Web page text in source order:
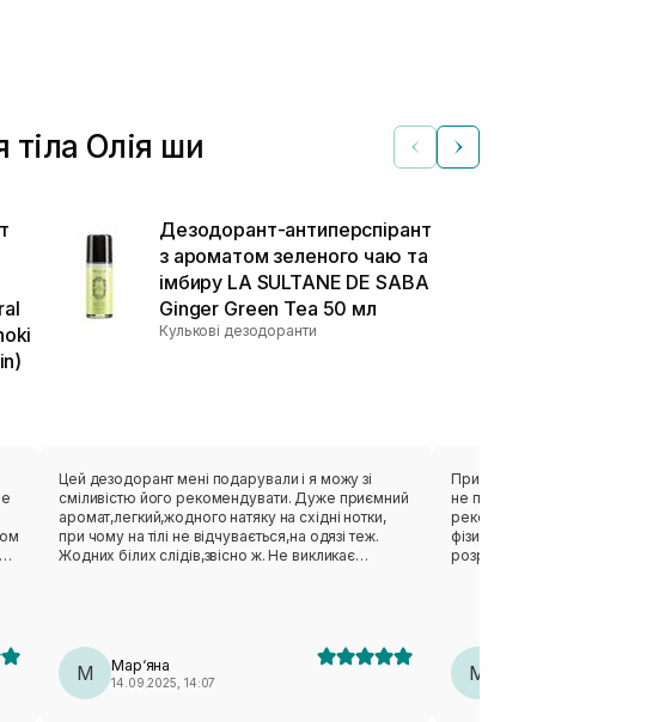
тіла Олія ши
Дезодорант-антиперспірант
з ароматом зеленого чаю та
імбиру LA SULTANE DE SABA
Ginger Green Tea 50 мл
Кулькові дезодоранти
Цей дезодорант мені подарували і я можу зі
сміливістю його рекомендувати. Дуже приємний
аромат,легкий,жодного натяку на східні нотки,
при чому на тілі не відчувається,на одязі теж.
Жодних білих слідів,звісно ж. Не викликає
від Corpus та Salt and stone, але вони для мене
були значно менш ефективними.
М Мар‘яна
14.09.2025, 14:07
Приємний аромат. Хоч дуже
не перебиває. З усіх
рекомендую
фізичних навантаженнях, він
розрахований
M